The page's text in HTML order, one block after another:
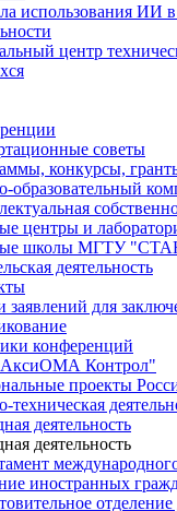
использования ИИ в
центр
советы
конкурсы,
образовательный
центры и
школы МГТУ
деятельность
заявлений для
конференций
Контрол"
проекты
техническая
деятельность
деятельность
иностранных